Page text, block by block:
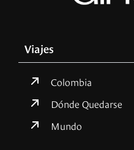
Viajes
Colombia
Dónde Quedarse
Mundo